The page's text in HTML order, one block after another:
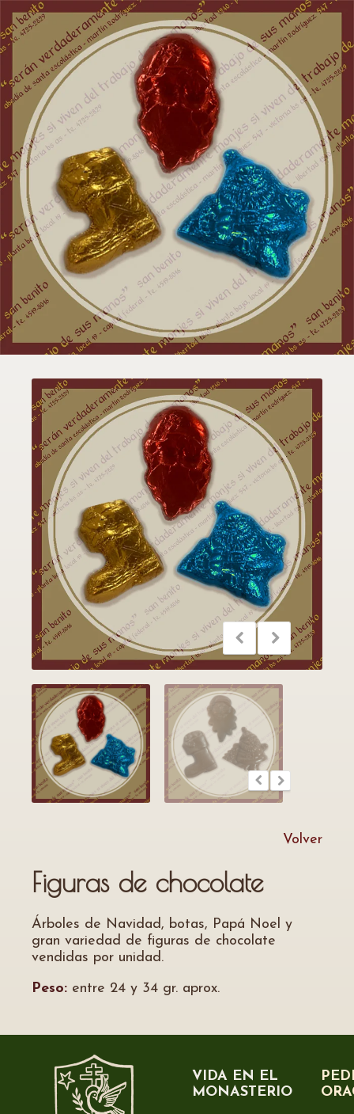
Volver
Figuras de chocolate
Árboles de Navidad, botas, Papá Noel y
gran variedad de figuras de chocolate
vendidas por unidad.
Peso: entre 24 y 34 gr. aprox.
VIDA EN EL
MONASTERIO